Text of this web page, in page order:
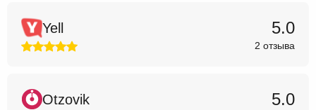
Yell 5.0
2 отзыва
Otzovik 5.0